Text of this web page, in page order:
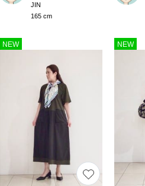
JIN
165 cm
NEW NEW